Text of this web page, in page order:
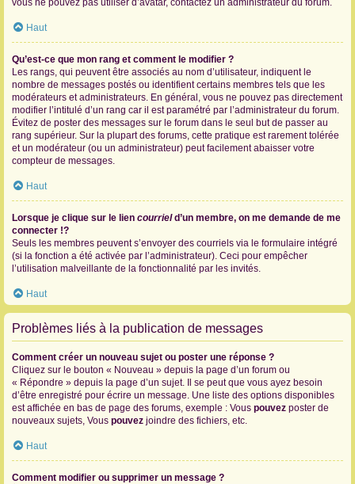
vous ne pouvez pas utiliser d’avatar, contactez un administrateur du forum.
Haut
Qu’est-ce que mon rang et comment le modifier ?
Les rangs, qui peuvent être associés au nom d’utilisateur, indiquent le
nombre de messages postés ou identifient certains membres tels que les
modérateurs et administrateurs. En général, vous ne pouvez pas directement
modifier l’intitulé d’un rang car il est paramétré par l’administrateur du forum.
Évitez de poster des messages sur le forum dans le seul but de passer au
rang supérieur. Sur la plupart des forums, cette pratique est rarement tolérée
et un modérateur (ou un administrateur) peut facilement abaisser votre
compteur de messages.
Haut
Lorsque je clique sur le lien courrield’un membre, on me demande de me
connecter !?
Seuls les membres peuvent s’envoyer des courriels via le formulaire intégré
(si la fonction a été activée par l’administrateur). Ceci pour empêcher
l’utilisation malveillante de la fonctionnalité par les invités.
Haut
Problèmes liés à la publication de messages
Comment créer un nouveau sujet ou poster une réponse ?
Cliquez sur le bouton « Nouveau » depuis la page d’un forum ou
« Répondre » depuis la page d’un sujet. Il se peut que vous ayez besoin
d’être enregistré pour écrire un message. Une liste des options disponibles
est affichée en bas de page des forums, exemple : Vous pouvez poster de
nouveaux sujets, Vous pouvez joindre des fichiers, etc.
Haut
Comment modifier ou supprimer un message ?